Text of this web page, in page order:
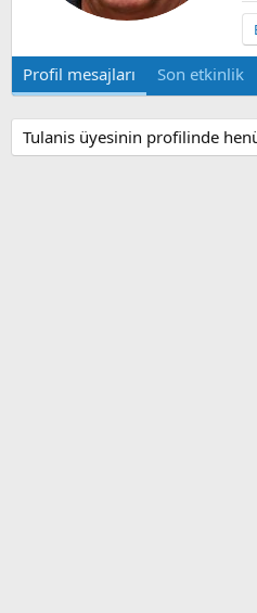
Profil mesajları Son etkinlik
Tulanis üyesinin profilinde